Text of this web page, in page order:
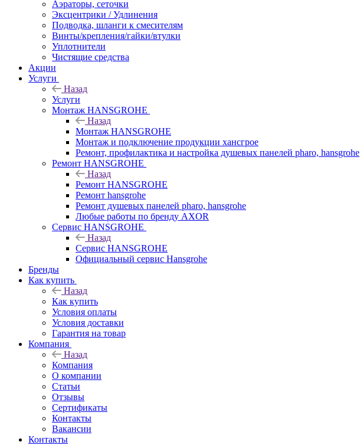
Аэраторы, сеточки
Эксцентрики / Удлинения
Подводка, шланги к смесителям
Винты/крепления/гайки/втулки
Уплотнители
Чистящие средства
Акции
Услуги
Назад
Услуги
Монтаж HANSGROHE
Назад
Монтаж HANSGROHE
Монтаж и подключение продукции хансгрое
Ремонт, профилактика и настройка душевых панелей pharo, hansgrohe
Ремонт HANSGROHE
Назад
Ремонт HANSGROHE
Ремонт hansgrohe
Ремонт душевых панелей pharo, hansgrohe
Любые работы по бренду AXOR
Сервис HANSGROHE
Назад
Сервис HANSGROHE
Официальный сервис Hansgrohe
Бренды
Как купить
Назад
Как купить
Условия оплаты
Условия доставки
Гарантия на товар
Компания
Назад
Компания
О компании
Статьи
Отзывы
Сертификаты
Контакты
Вакансии
Контакты